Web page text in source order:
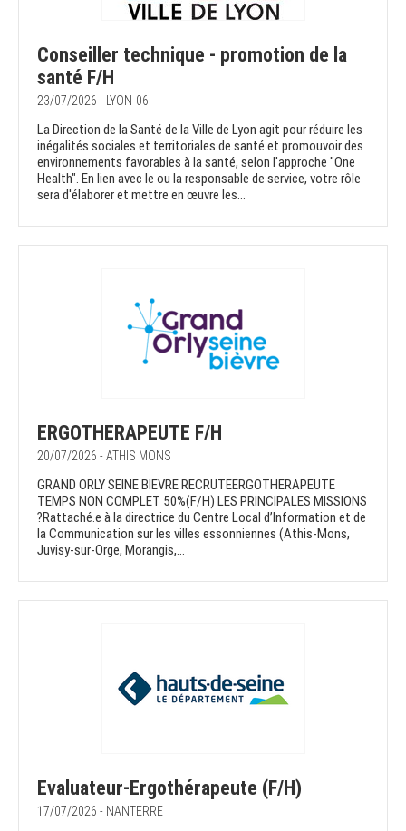
Conseiller technique - promotion de la
santé F/H
23/07/2026 - LYON-06
La Direction de la Santé de la Ville de Lyon agit pour réduire les
inégalités sociales et territoriales de santé et promouvoir des
environnements favorables à la santé, selon l'approche "One
Health". En lien avec le ou la responsable de service, votre rôle
sera d'élaborer et mettre en œuvre les...
ERGOTHERAPEUTE F/H
20/07/2026 - ATHIS MONS
GRAND ORLY SEINE BIEVRE RECRUTEERGOTHERAPEUTE
TEMPS NON COMPLET 50%(F/H) LES PRINCIPALES MISSIONS
?Rattaché.e à la directrice du Centre Local d’Information et de
la Communication sur les villes essonniennes (Athis-Mons,
Juvisy-sur-Orge, Morangis,...
Evaluateur-Ergothérapeute (F/H)
17/07/2026 - NANTERRE